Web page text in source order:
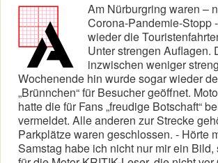
Am Nürburgring waren –
Corona-Pandemie-Stopp
wieder die
Unter strengen Auflagen.
inzwischen weniger
Wochenende hin wurde sogar wieder
„Brünnchen“ für Besucher geöffnet.
hatte die für Fans „freudige Botschaft“
vermeldet. Alle anderen zur Strecke
Parkplätze waren geschlossen. - Hörte
Samstag habe ich nicht nur mir ein Bild,